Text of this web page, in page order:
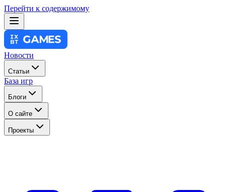
Перейти к содержимому
Новости
Статьи
База игр
Блоги
О сайте
Проекты